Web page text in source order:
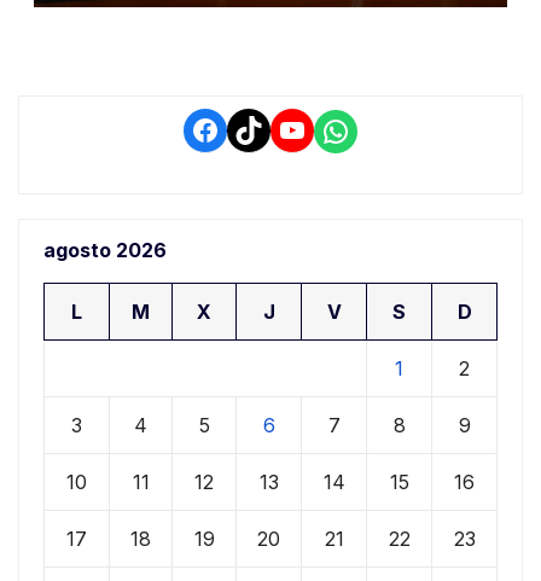
retrasos
Facebook
TikTokYouTube
WhatsApp
agosto 2026
L M X J V S D
1 2
3 4 5 6 7 8 9
10 11 12 13 14 15 16
17 18 19 20 21 22 23